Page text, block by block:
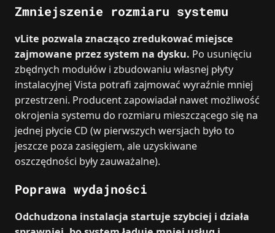
Zmniejszenie rozmiaru systemu
vLite pozwala znacząco zredukować miejsce
zajmowane przez system na dysku. Po usunięciu
zbędnych modułów i zbudowaniu własnej płyty
instalacyjnej Vista potrafi zajmować wyraźnie mniej
przestrzeni. Producent zapowiadał nawet możliwość
okrojenia systemu do rozmiaru mieszczącego się na
jednej płycie CD (w pierwszych wersjach było to
jeszcze poza zasięgiem, ale uzyskiwane
oszczędności były zauważalne).
Poprawa wydajności
Odchudzona instalacja startuje szybciej i działa